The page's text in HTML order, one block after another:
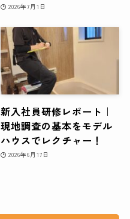
2026年7月1日
新入社員研修レポート｜
現地調査の基本をモデル
ハウスでレクチャー！
2026年6月17日